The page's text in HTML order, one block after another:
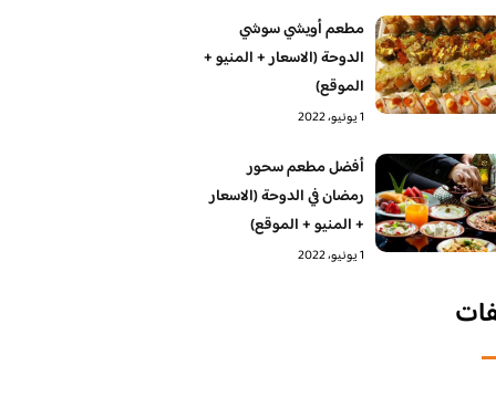
مطعم أويشي سوشي
الدوحة (الاسعار + المنيو +
الموقع)
1 يونيو، 2022
أفضل مطعم سحور
رمضان في الدوحة (الاسعار
+ المنيو + الموقع)
1 يونيو، 2022